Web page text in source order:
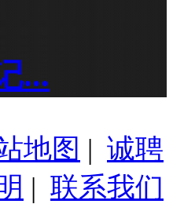
...
地图 | 诚聘
| 联系我们